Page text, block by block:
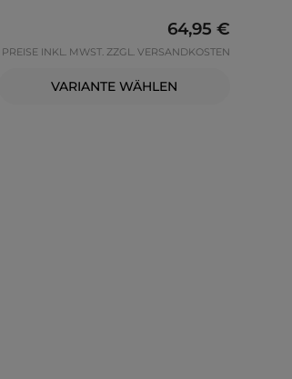
Regulärer
64,95 €
PREISE INKL. MWST. ZZGL. VERSANDKOSTEN
VARIANTE WÄHLEN